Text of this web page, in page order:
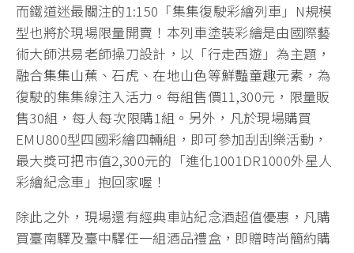
而鐵道迷最關注的1:150「集集復駛彩繪列車」N規模
型也將於現場限量開賣！本列車塗裝彩繪是由國際藝
術大師洪易老師操刀設計，以「行走西遊」為主題，
融合集集山蕉、石虎、在地山色等鮮豔童趣元素 ，為
復駛的集集線注入活力。每組售價11,300元，限量販
售30組，每人每次限購1組。另外，凡於現場購買
EMU800型四國彩繪四輛組，即可參加刮刮樂活動，
最大獎可把市值2,300元的「進化1001DR1000外星人
彩繪紀念車」抱回家喔！
除此之外，現場還有經典車站紀念酒超值優惠，凡購
買臺南驛及臺中驛任一組酒品禮盒，即贈時尚簡約購